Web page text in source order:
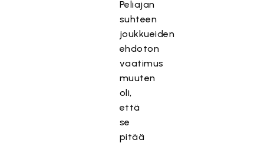
Peliajan
suhteen
joukkueiden
ehdoton
vaatimus
muuten
oli,
että
se
pitää